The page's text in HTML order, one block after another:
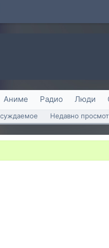
Аниме Радио Люди
Недавно